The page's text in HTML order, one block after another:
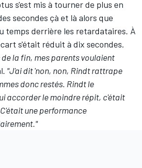
s'est mis à tourner de plus en
secondes çà et là alors que
temps derrière les retardataires. À
s'était réduit à dix secondes.
la fin, mes parents voulaient
"J'ai dit 'non, non, Rindt rattrape
donc restés. Rindt le
accorder le moindre répit, c'était
une performance